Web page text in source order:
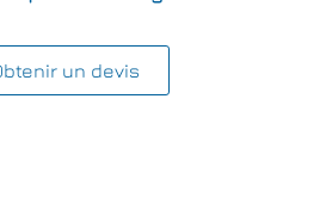
un devis